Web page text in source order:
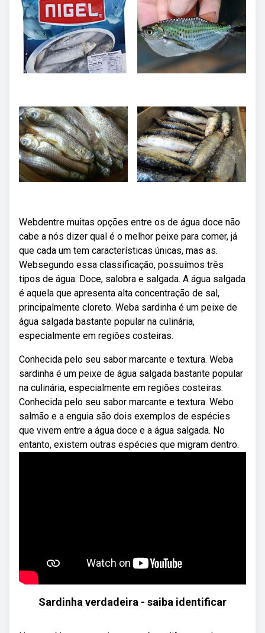
Webdentre muitas opções entre os de água doce não
cabe a nós dizer qual é o melhor peixe para comer, já
que cada um tem características únicas, mas as.
Websegundo essa classificação, possuímos três
tipos de água: Doce, salobra e salgada. A água salgada
é aquela que apresenta alta concentração de sal,
principalmente cloreto. Weba sardinha é um peixe de
água salgada bastante popular na culinária,
especialmente em regiões costeiras.
Conhecida pelo seu sabor marcante e textura. Weba
sardinha é um peixe de água salgada bastante popular
na culinária, especialmente em regiões costeiras.
Conhecida pelo seu sabor marcante e textura. Webo
salmão e a enguia são dois exemplos de espécies
que vivem entre a água doce e a água salgada. No
entanto, existem outras espécies que migram dentro.
Sardinha verdadeira - saiba identificar